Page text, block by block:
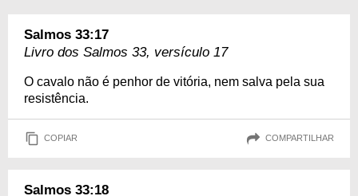
Salmos 33:17
Livro dos Salmos 33, versículo 17
O cavalo não é penhor de vitória, nem salva pela sua
resistência.
COPIAR COMPARTILHAR
Salmos 33:18